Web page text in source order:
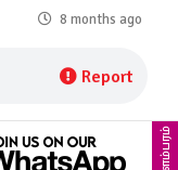
8 months ago
Report
விளம்பரம்